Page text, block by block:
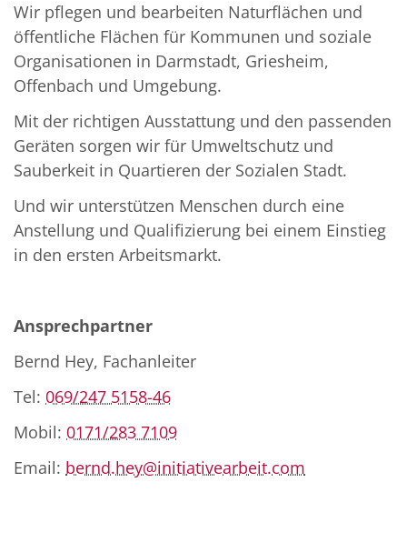
Wir pflegen und bearbeiten Naturflächen und
öffentliche Flächen für Kommunen und soziale
Organisationen in Darmstadt, Griesheim,
Offenbach und Umgebung.
Mit der richtigen Ausstattung und den passenden
Geräten sorgen wir für Umweltschutz und
Sauberkeit in Quartieren der Sozialen Stadt.
Und wir unterstützen Menschen durch eine
Anstellung und Qualifizierung bei einem Einstieg
in den ersten Arbeitsmarkt.
Ansprechpartner
Bernd Hey, Fachanleiter
Tel: 069/247 5158-46
Mobil: 0171/283 7109
Email: bernd.hey@initiativearbeit.com